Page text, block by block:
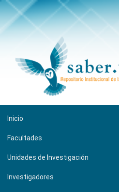
Inicio
Facultades
Unidades de Investigación
Investigadores